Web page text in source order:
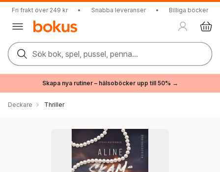
Fri frakt över 249 kr • Snabba leveranser • Billiga böcker
Sök bok, spel, pussel, penna...
Skapa nya rutiner – hälsoböcker upp till 50% →
Deckare Thriller